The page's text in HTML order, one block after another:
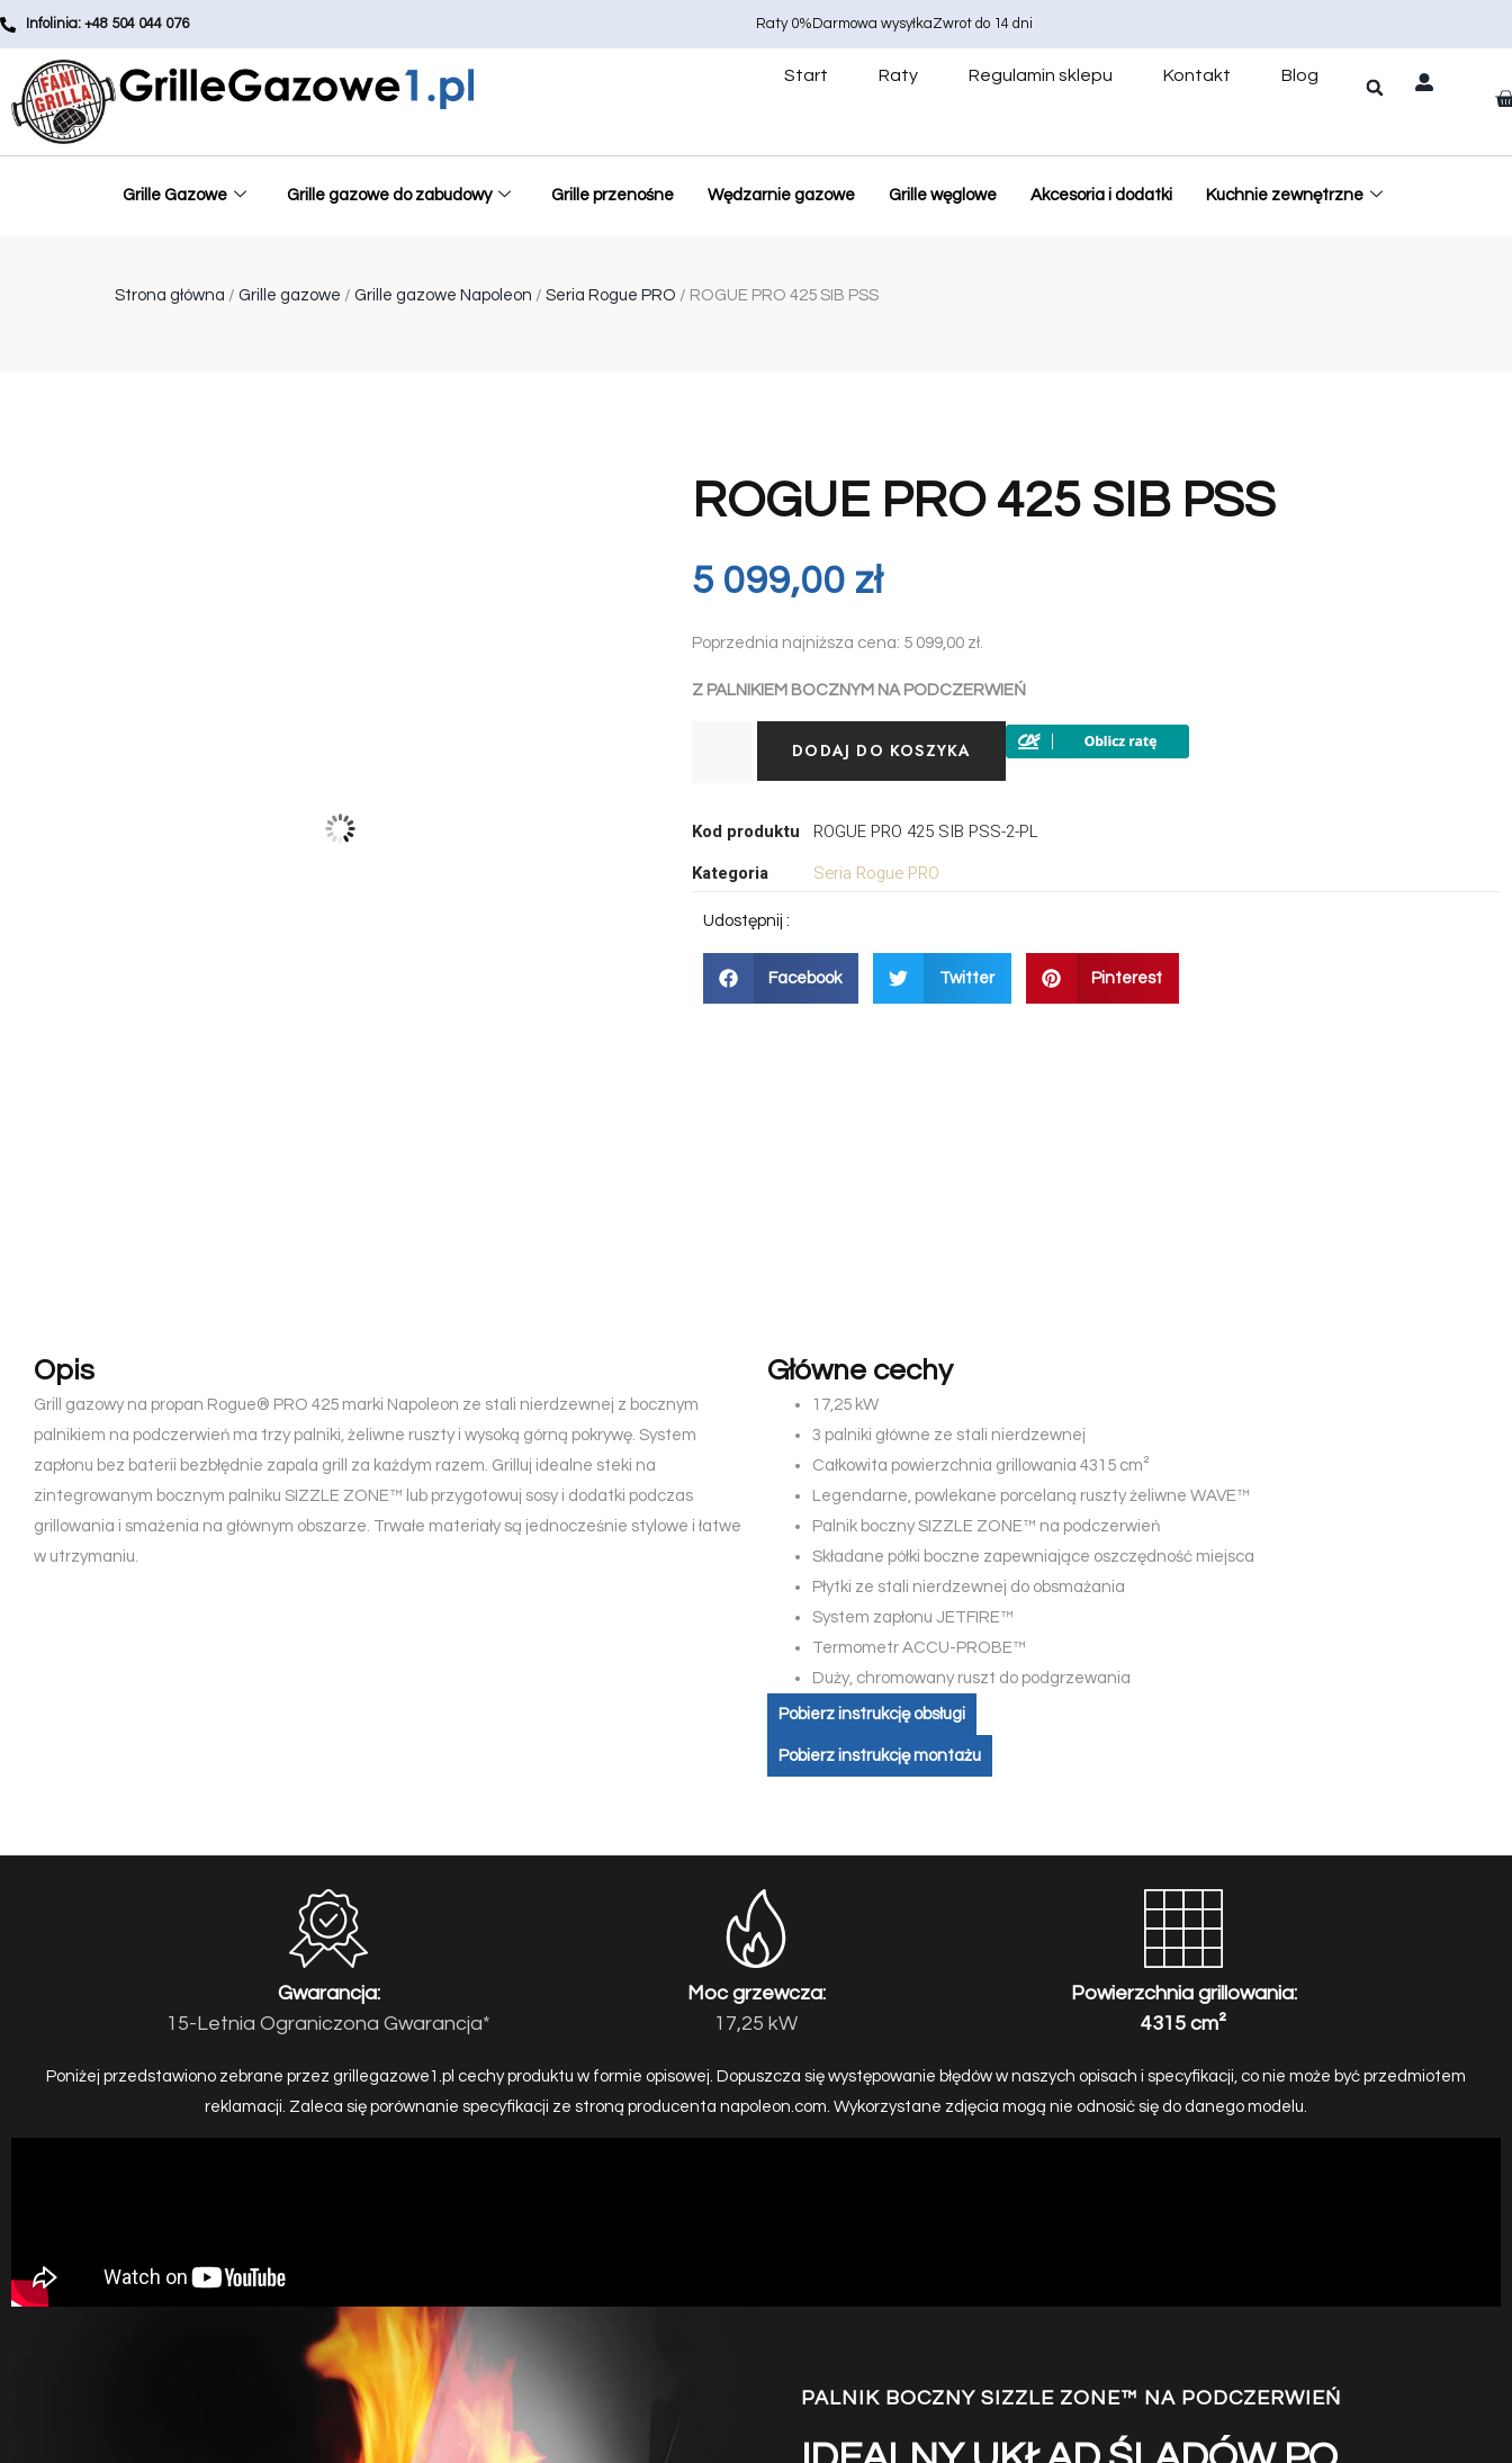
Infolinia: +48 504 044 076 Raty 0% Darmowa wysyłkaZwrot do 14 dni
Start Raty Regulamin sklepu Kontakt Blog
Grille Gazowe Grille gazowe do zabudowy Grille przenośne Wędzarnie gazowe Grille węglowe Akcesoria i dodatki Kuchnie zewnętrzne
Strona główna / Grille gazowe / Grille gazowe Napoleon / Seria Rogue PRO / ROGUE PRO 425 SIB PSS
ROGUE PRO 425 SIB PSS
5 099,00 zł
Poprzednia najniższa cena: 5 099,00 zł.
Z PALNIKIEM BOCZNYM NA PODCZERWIEŃ
DODAJ DO KOSZYKA
Kod produktu
ROGUE PRO 425 SIB PSS-2-PL
Kategoria
Seria Rogue PRO
Udostępnij :
Facebook Twitter Pinterest
Opis
Grill gazowy na propan Rogue® PRO 425 marki Napoleon ze stali nierdzewnej z bocznym
palnikiem na podczerwień ma trzy palniki, żeliwne ruszty i wysoką górną pokrywę. System
zapłonu bez baterii bezbłędnie zapala grill za każdym razem. Grilluj idealne steki na
zintegrowanym bocznym palniku SIZZLE ZONE™ lub przygotowuj sosy i dodatki podczas
grillowania i smażenia na głównym obszarze. Trwałe materiały są jednocześnie stylowe i łatwe
w utrzymaniu.
Główne cechy
17,25 kW
3 palniki główne ze stali nierdzewnej
Całkowita powierzchnia grillowania 4315 cm²
Legendarne, powlekane porcelaną ruszty żeliwne WAVE™
Palnik boczny SIZZLE ZONE™ na podczerwień
Składane półki boczne zapewniające oszczędność miejsca
Płytki ze stali nierdzewnej do obsmażania
System zapłonu JETFIRE™
Termometr ACCU-PROBE™
Duży, chromowany ruszt do podgrzewania
Pobierz instrukcję obsługi
Pobierz instrukcję montażu
Gwarancja:
15-Letnia Ograniczona Gwarancja*
Moc grzewcza:
17,25 kW
Powierzchnia grillowania:
4315 cm²
Poniżej przedstawiono zebrane przez grillegazowe1.pl cechy produktu w formie opisowej. Dopuszcza się występowanie błędów w naszych opisach i specyfikacji, co nie może być przedmiotem
reklamacji. Zaleca się porównanie specyfikacji ze stroną producenta napoleon.com. Wykorzystane zdjęcia mogą nie odnosić się do danego modelu.
PALNIK BOCZNY SIZZLE ZONE™ NA PODCZERWIEŃ